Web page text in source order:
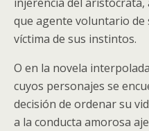
que agente voluntario de
víctima de sus instintos.
O en la novela
cuyos personajes se
decisión de ordenar su
a la conducta amorosa